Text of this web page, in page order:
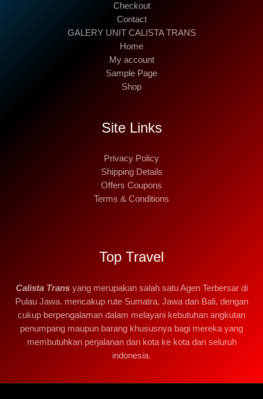
Checkout
Contact
GALERY UNIT CALISTA TRANS
Home
My account
Sample Page
Shop
Site Links
Privacy Policy
Shipping Details
Offers Coupons
Terms & Conditions
Top Travel
Calista Transyang merupakan salah satu Agen Terbersar di
Pulau Jawa. mencakup rute Sumatra, Jawa dan Bali, dengan
cukup berpengalaman dalam melayani kebutuhan angkutan
penumpang maupun barang khususnya bagi mereka yang
membutuhkan perjalanan dari kota ke kota dari seluruh
indonesia.